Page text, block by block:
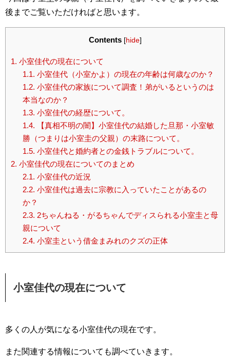
後までご覧いただければと思います。
Contents [hide]
1. 小室佳代の現在について
1.1. 小室佳代（小室かよ）の現在の年齢は何歳なのか？
1.2. 小室佳代の家族について調査！弟がいるというのは
本当なのか？
1.3. 小室佳代の経歴について。
1.4. 【真相不明の闇】小室佳代の結婚した旦那・小室敏
勝（つまりは小室圭の父親）の末路について。
1.5. 小室佳代と婚約者との金銭トラブルについて。
2. 小室佳代の現在についてのまとめ
2.1. 小室佳代の近況
2.2. 小室佳代は過去に宗教に入っていたことがあるの
か？
2.3. 2ちゃんねる・がるちゃんでディスられる小室圭と母
親について
2.4. 小室圭という借金まみれのクズの正体
小室佳代の現在について
多くの人が気になる小室佳代の現在です。
また関連する情報についても調べていきます。